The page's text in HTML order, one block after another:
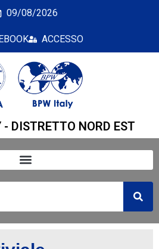
09/08/2026
ACCESSO
DISTRETTO NORD EST